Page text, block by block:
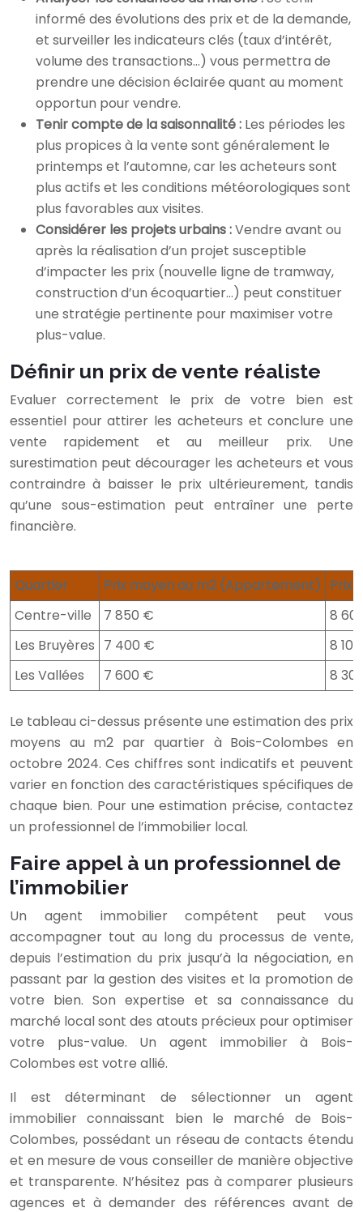
informé des évolutions des prix et de la demande,
et surveiller les indicateurs clés (taux d’intérêt,
volume des transactions…) vous permettra de
prendre une décision éclairée quant au moment
opportun pour vendre.
Tenir compte de la saisonnalité : Les périodes les
plus propices à la vente sont généralement le
printemps et l’automne, car les acheteurs sont
plus actifs et les conditions météorologiques sont
plus favorables aux visites.
Considérer les projets urbains :Vendre avant ou
après la réalisation d’un projet susceptible
d’impacter les prix (nouvelle ligne de tramway,
construction d’un écoquartier…) peut constituer
une stratégie pertinente pour maximiser votre
plus-value.
Définir un prix de vente réaliste
Evaluer correctement le prix de votre bien est
essentiel pour attirer les acheteurs et conclure une
vente rapidement et au meilleur prix. Une
surestimation peut décourager les acheteurs et vous
contraindre à baisser le prix ultérieurement, tandis
qu’une sous-estimation peut entraîner une perte
financière.
Quartier Prix moyen au m2 (Appartement) Prix
Centre-ville
7 850 €
8
Les Bruyères 7 400 €
8
Les Vallées
7 600 € 8
Le tableau ci-dessus présente une estimation des prix
moyens au m2 par quartier à Bois-Colombes en
octobre 2024. Ces chiffres sont indicatifs et peuvent
varier en fonction des caractéristiques spécifiques de
chaque bien. Pour une estimation précise, contactez
un professionnel de l’immobilier local.
Faire appel à un professionnel de
l’immobilier
Un agent immobilier compétent peut vous
accompagner tout au long du processus de vente,
depuis l’estimation du prix jusqu’à la négociation, en
passant par la gestion des visites et la promotion de
votre bien. Son expertise et sa connaissance du
marché local sont des atouts précieux pour optimiser
votre plus-value. Un agent immobilier à Bois-
Colombes est votre allié.
Il est déterminant de sélectionner un agent
immobilier connaissant bien le marché de Bois-
Colombes, possédant un réseau de contacts étendu
et en mesure de vous conseiller de manière objective
et transparente. N’hésitez pas à comparer plusieurs
agences et à demander des références avant de